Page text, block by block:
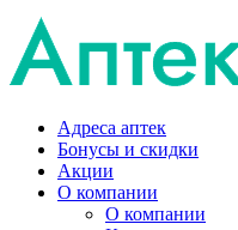
Адреса аптек
Бонусы и скидки
Акции
О компании
О компании